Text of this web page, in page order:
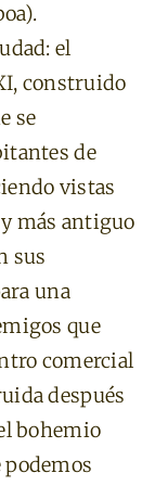
el
construido
se
de
vistas
más antiguo
sus
una
que
comercial
después
bohemio